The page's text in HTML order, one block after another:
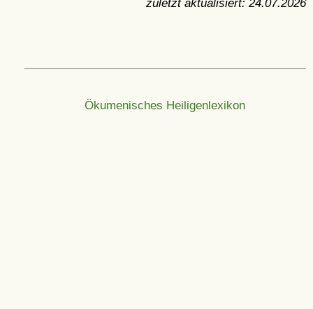
zuletzt aktualisiert: 24.07.2026
Ökumenisches Heiligenlexikon